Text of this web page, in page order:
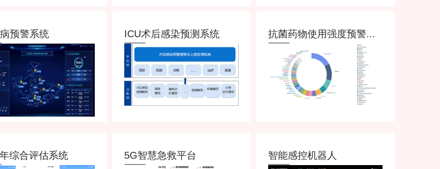
预警系统 ICU术后感染预测系统 抗菌药物使用强度预警...
综合评估系统 5G智慧急救平台 智能感控机器人